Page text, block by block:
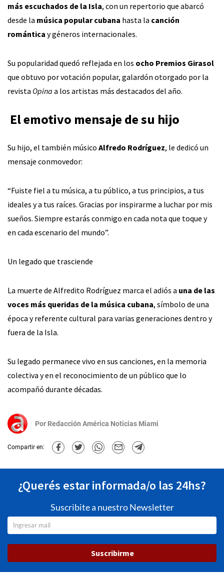
más escuchados de la Isla, con un repertorio que abarcó
desde la música popular cubana hasta la canción
romántica y géneros internacionales.
Su popularidad quedó reflejada en los ocho Premios Girasol
que obtuvo por votación popular, galardón otorgado por la
revista Opina a los artistas más destacados del año.
‍ El emotivo mensaje de su hijo
Su hijo, el también músico Alfredo Rodríguez, le dedicó un
mensaje conmovedor:
“Fuiste fiel a tu música, a tu público, a tus principios, a tus
ideales y a tus raíces. Gracias por inspirarme a luchar por mis
sueños. Siempre estarás conmigo en cada nota que toque y
en cada escenario del mundo”.
Un legado que trasciende
La muerte de Alfredito Rodríguez marca el adiós a una de las
voces más queridas de la música cubana, símbolo de una
época y referente cultural para varias generaciones dentro y
fuera de la Isla.
Su legado permanece vivo en sus canciones, en la memoria
colectiva y en el reconocimiento de un público que lo
acompañó durante décadas.
Por Redacción América Noticias Miami
Compartir en:
¿Querés estar informada/o las 24hs?
Suscribite a nuestro Newsletter
Suscribirme